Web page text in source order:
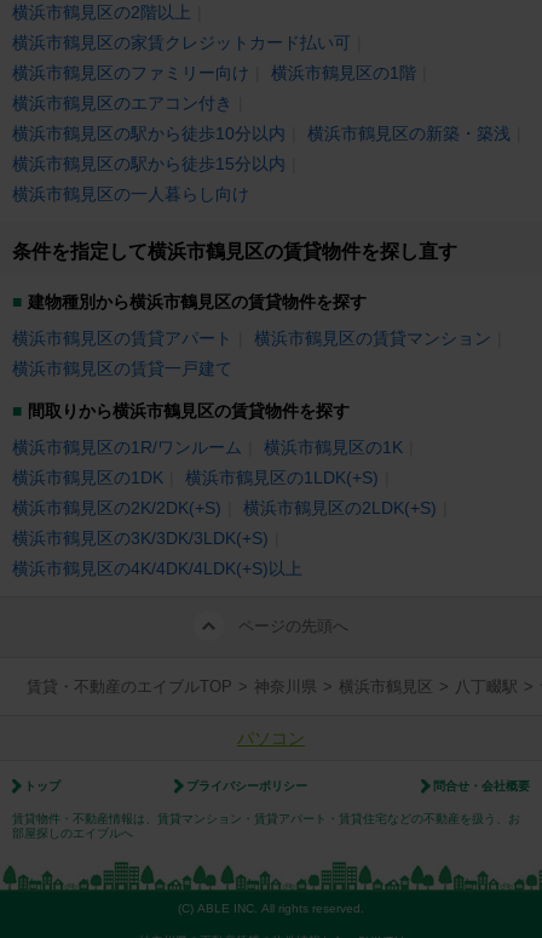
横浜市鶴見区の2階以上
横浜市鶴見区の家賃クレジットカード払い可
横浜市鶴見区のファミリー向け
横浜市鶴見区の1階
横浜市鶴見区のエアコン付き
横浜市鶴見区の駅から徒歩10分以内
横浜市鶴見区の新築・築浅
横浜市鶴見区の駅から徒歩15分以内
横浜市鶴見区の一人暮らし向け
条件を指定して横浜市鶴見区の賃貸物件を探し直す
建物種別から横浜市鶴見区の賃貸物件を探す
横浜市鶴見区の賃貸アパート
横浜市鶴見区の賃貸マンション
横浜市鶴見区の賃貸一戸建て
間取りから横浜市鶴見区の賃貸物件を探す
横浜市鶴見区の1R/ワンルーム
横浜市鶴見区の1K
横浜市鶴見区の1DK
横浜市鶴見区の1LDK(+S)
横浜市鶴見区の2K/2DK(+S)
横浜市鶴見区の2LDK(+S)
横浜市鶴見区の3K/3DK/3LDK(+S)
横浜市鶴見区の4K/4DK/4LDK(+S)以上
ページの先頭へ
賃貸・不動産のエイブルTOP > 神奈川県 > 横浜市鶴見区 > 八丁畷駅 >
パソコン
トップ プライバシーポリシー 問合せ・会社概要
賃貸物件・不動産情報は、賃貸マンション・賃貸アパート・賃貸住宅などの不動産を扱う、お
部屋探しのエイブルへ
(C) ABLE INC. All rights reserved.